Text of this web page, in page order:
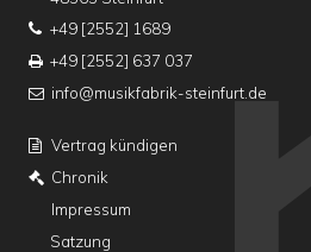
+49 [2552] 1689
+49 [2552] 637 037
info@musikfabrik-steinfurt.de
Vertrag kündigen
Chronik
Impressum
Satzung